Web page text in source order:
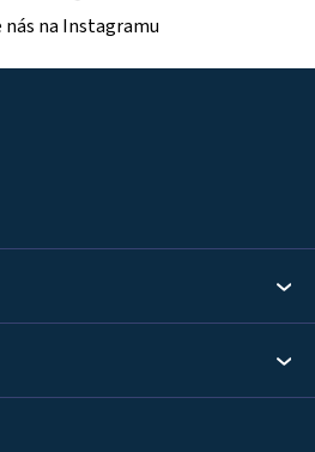
nás na Instagramu